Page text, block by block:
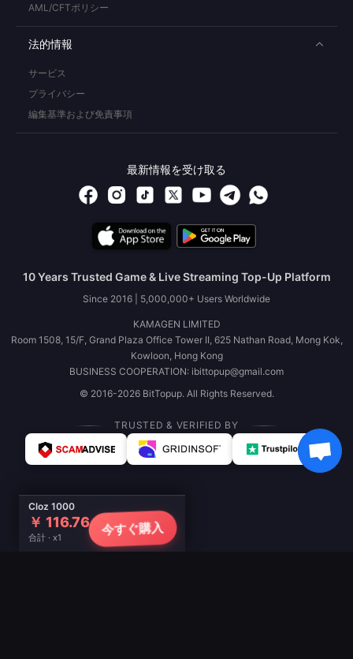
Cloz 1000
￥ 116.76
合計 · x1
今すぐ購入
AML/CFTポリシー
法的情報
サービス
プライバシー
編集基準および免責事項
最新情報を受け取る
10 Years Trusted Game & Live Streaming Top-Up Platform
Since 2016 | 5,000,000+ Users Worldwide
KAMAGEN LIMITED
Room 1508, 15/F, Grand Plaza Office Tower II, 625 Nathan Road, Mong Kok,
Kowloon, Hong Kong
BUSINESS COOPERATION: ibittopup@gmail.com
© 2016-2026 BitTopup. All Rights Reserved.
TRUSTED & VERIFIED BY